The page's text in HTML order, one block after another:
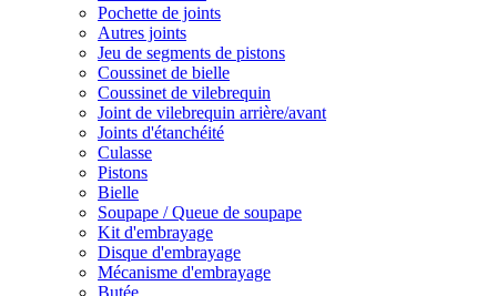
Pochette de joints
Autres joints
Jeu de segments de pistons
Coussinet de bielle
Coussinet de vilebrequin
Joint de vilebrequin arrière/avant
Joints d'étanchéité
Culasse
Pistons
Bielle
Soupape / Queue de soupape
Kit d'embrayage
Disque d'embrayage
Mécanisme d'embrayage
Butée